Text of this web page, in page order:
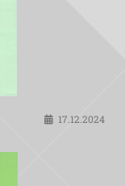
17.12.2024